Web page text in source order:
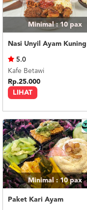
Minimal : 10 pax
Nasi Unyil Ayam Kuning
LIHAT
5.0
Kafe Betawi
Rp.25.000
Minimal : 10pax
Paket Kari Ayam